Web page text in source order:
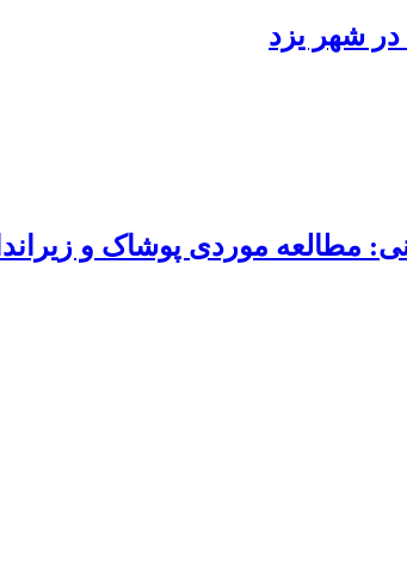
شهر یزد
مطالعه موردی پوشاک و